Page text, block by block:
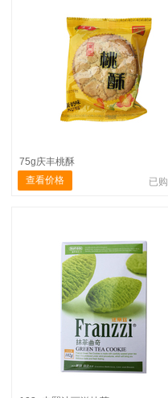
75g庆丰桃酥
查看价格
已